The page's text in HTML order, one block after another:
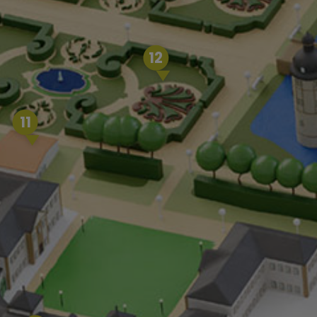
11
12